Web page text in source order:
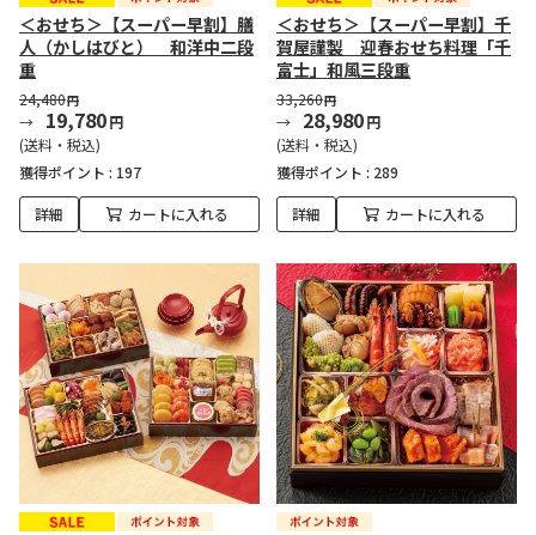
＜おせち＞【スーパー早割】膳
人（かしはびと） 和洋中二段
重
24,480円
19,780円
(送料・税込)
獲得ポイント : 197
詳細 カートに入れる
＜おせち＞【スーパー早割】千
賀屋謹製 迎春おせち料理「千
富士」和風三段重
33,260円
28,980円
(送料・税込)
獲得ポイント : 289
詳細 カートに入れる